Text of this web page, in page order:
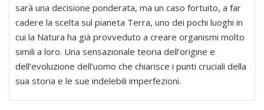
sarà una decisione ponderata, ma un caso fortuito, a far
cadere la scelta sul pianeta Terra, uno dei pochi luoghi in
cui la Natura ha già provveduto a creare organismi molto
simili a loro. Una sensazionale teoria dell’origine e
dell’evoluzione dell’uomo che chiarisce i punti cruciali della
sua storia e le sue indelebili imperfezioni.